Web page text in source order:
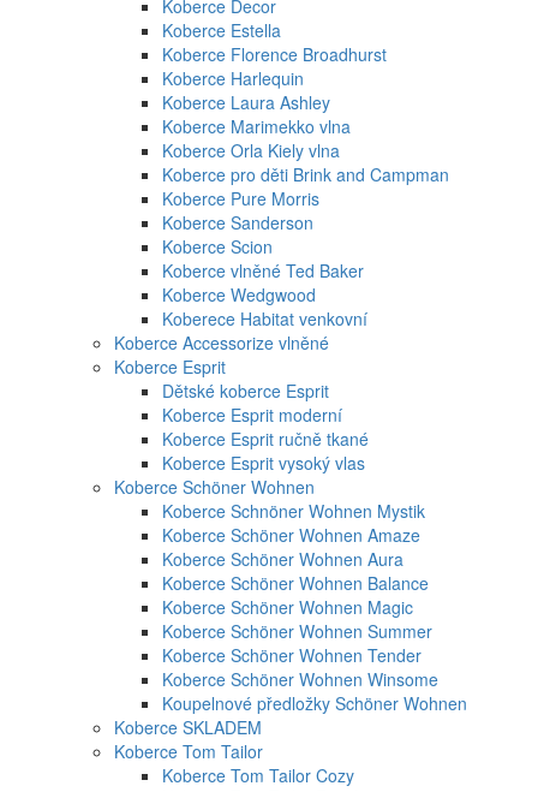
Koberce Decor
Koberce Estella
Koberce Florence Broadhurst
Koberce Harlequin
Koberce Laura Ashley
Koberce Marimekko vlna
Koberce Orla Kiely vlna
Koberce pro děti Brink and Campman
Koberce Pure Morris
Koberce Sanderson
Koberce Scion
Koberce vlněné Ted Baker
Koberce Wedgwood
Koberece Habitat venkovní
Koberce Accessorize vlněné
Koberce Esprit
Dětské koberce Esprit
Koberce Esprit moderní
Koberce Esprit ručně tkané
Koberce Esprit vysoký vlas
Koberce Schöner Wohnen
Koberce Schnöner Wohnen Mystik
Koberce Schöner Wohnen Amaze
Koberce Schöner Wohnen Aura
Koberce Schöner Wohnen Balance
Koberce Schöner Wohnen Magic
Koberce Schöner Wohnen Summer
Koberce Schöner Wohnen Tender
Koberce Schöner Wohnen Winsome
Koupelnové předložky Schöner Wohnen
Koberce SKLADEM
Koberce Tom Tailor
Koberce Tom Tailor Cozy